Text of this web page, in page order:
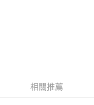
相關推薦